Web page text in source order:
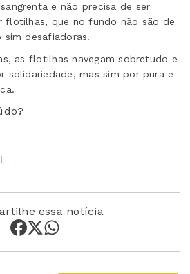
e não precisa de ser
flotilhas, que no fundo não são de
desafiadoras.
as flotilhas navegam sobretudo e
solidariedade, mas sim por pura e
essa notícia